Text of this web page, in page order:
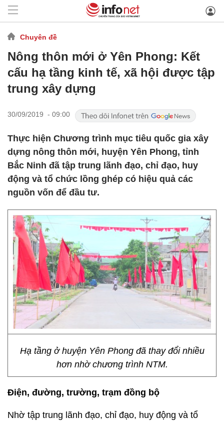
Chuyên đề
Nông thôn mới ở Yên Phong: Kết
cấu hạ tầng kinh tế, xã hội được tập
trung xây dựng
30/09/2019 - 09:00
Thực hiện Chương trình mục tiêu quốc gia xây
dựng nông thôn mới, huyện Yên Phong, tỉnh
Bắc Ninh đã tập trung lãnh đạo, chỉ đạo, huy
động và tổ chức lồng ghép có hiệu quả các
nguồn vốn để đầu tư.
Hạ tầng ở huyện Yên Phong đã thay đổi nhiều
hơn nhờ chương trình NTM.
Điện, đường, trường, trạm đồng bộ
Nhờ tập trung lãnh đạo, chỉ đạo, huy động và tổ